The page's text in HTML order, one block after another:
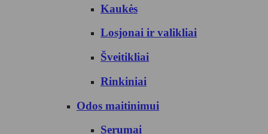
Kaukės
Losjonai ir valikliai
Šveitikliai
Rinkiniai
Odos maitinimui
Serumai